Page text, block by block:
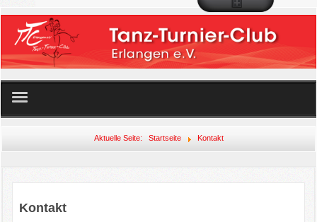
Der Club
Aktuelle Seite: Startseite Kontakt
Kontakt